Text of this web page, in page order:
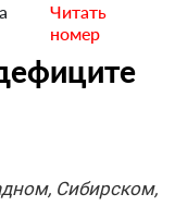
Читать
номер
Сибирском,